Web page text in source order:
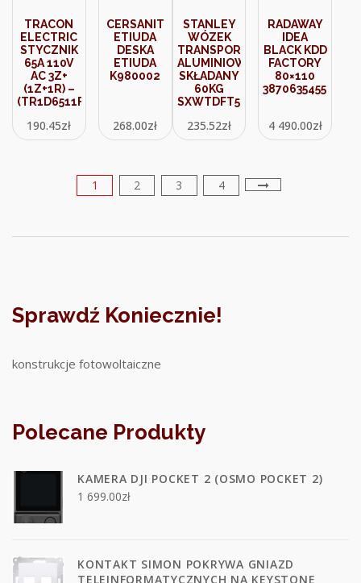
TRACON
ELECTRIC
STYCZNIK
65A 110V
AC 3Z+
(1Z+1R) –
(TR1D6511F7)
190.45zł
CERSANIT
ETIUDA
DESKA
ETIUDA
K980002
268.00zł
STANLEY
WÓZEK
TRANSPORTOWY
ALUMINIOWY
SKŁADANY
60KG
SXWTDFT501
235.52zł
RADAWAY
IDEA
BLACK KDD
FACTORY
80×110
4 490.00zł
1 2 3 4
Sprawdź Koniecznie!
konstrukcje fotowoltaiczne
Polecane Produkty
KAMERA DJI POCKET 2 (OSMO POCKET 2)
1 699.00zł
KONTAKT SIMON POKRYWA GNIAZD
TELEINFORMATYCZNYCH NA KEYSTONE